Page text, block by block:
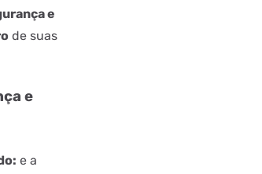
e
de suas
e
e a